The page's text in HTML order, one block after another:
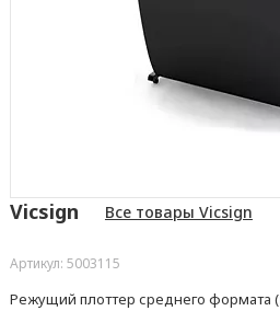
Vicsign Все товары Vicsign
Артикул: 5003115
Режущий плоттер среднего формата (